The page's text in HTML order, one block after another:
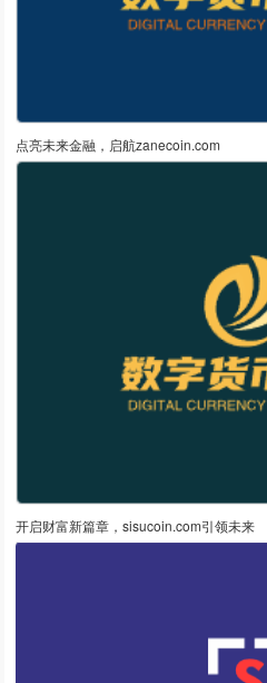
点亮未来金融，启航zanecoin.com
开启财富新篇章，sisucoin.com引领未来